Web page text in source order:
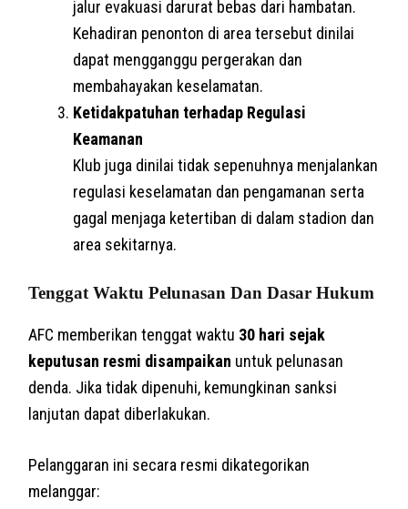
jalur evakuasi darurat bebas dari hambatan.
Kehadiran penonton di area tersebut dinilai
dapat mengganggu pergerakan dan
membahayakan keselamatan.
Ketidakpatuhan terhadap Regulasi
Keamanan
Klub juga dinilai tidak sepenuhnya menjalankan
regulasi keselamatan dan pengamanan serta
gagal menjaga ketertiban di dalam stadion dan
area sekitarnya.
Tenggat Waktu Pelunasan Dan Dasar Hukum
AFC memberikan tenggat waktu 30 hari sejak
keputusan resmi disampaikan untuk pelunasan
denda. Jika tidak dipenuhi, kemungkinan sanksi
lanjutan dapat diberlakukan.
Pelanggaran ini secara resmi dikategorikan
melanggar: